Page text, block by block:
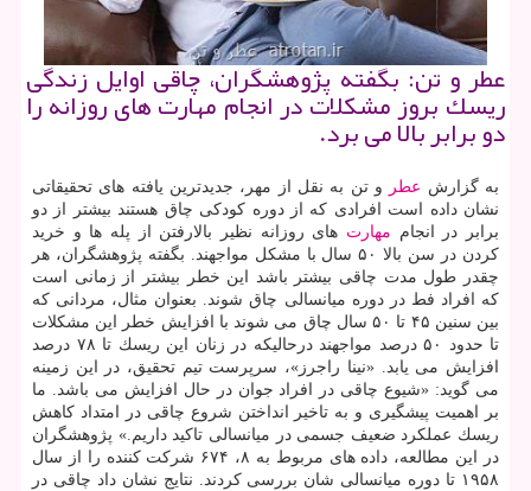
عطر و تن: بگفته پژوهشگران، چاقی اوایل زندگی
ریسك بروز مشكلات در انجام مهارت های روزانه را
دو برابر بالا می برد.
به گزارش عطر
و تن به نقل از مهر، جدیدترین یافته های تحقیقاتی
نشان داده است افرادی كه از دوره كودكی چاق هستند بیشتر از دو
برابر در انجام مهارت های روزانه نظیر بالارفتن از پله ها و خرید
كردن در سن بالا ۵۰ سال با مشكل مواجهند. بگفته پژوهشگران، هر
چقدر طول مدت چاقی بیشتر باشد این خطر بیشتر از زمانی است
كه افراد فط در دوره میانسالی چاق شوند. بعنوان مثال، مردانی كه
بین سنین ۴۵ تا ۵۰ سال چاق می شوند با افزایش خطر این مشكلات
تا حدود ۵۰ درصد مواجهند درحالیكه در زنان این ریسك تا ۷۸ درصد
افزایش می یابد. «نینا راجرز»، سرپرست تیم تحقیق، در این زمینه
می گوید: «شیوع چاقی در افراد جوان در حال افزایش می باشد. ما
بر اهمیت پیشگیری و به تاخیر انداختن شروع چاقی در امتداد كاهش
ریسك عملكرد ضعیف جسمی در میانسالی تاكید داریم.» پژوهشگران
در این مطالعه، داده های مربوط به ۸، ۶۷۴ شركت كننده را از سال
۱۹۵۸ تا دوره میانسالی شان بررسی كردند. نتایج نشان داد چاقی در